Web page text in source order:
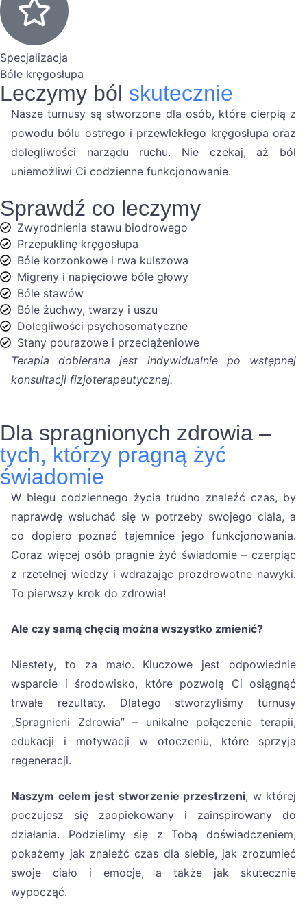
Specjalizacja
Bóle kręgosłupa
Leczymy ból skutecznie
Nasze turnusy są stworzone dla osób, które cierpią z
powodu bólu ostrego i przewlekłego kręgosłupa oraz
dolegliwości narządu ruchu. Nie czekaj, aż ból
uniemożliwi Ci codzienne funkcjonowanie.
Sprawdź co leczymy
Zwyrodnienia stawu biodrowego
Przepuklinę kręgosłupa
Bóle korzonkowe i rwa kulszowa
Migreny i napięciowe bóle głowy
Bóle stawów
Bóle żuchwy, twarzy i uszu
Dolegliwości psychosomatyczne
Stany pourazowe i przeciążeniowe
Terapia dobierana jest indywidualnie po wstępnej
konsultacji fizjoterapeutycznej.
Dla spragnionych zdrowia –
tych, którzy pragną żyć
świadomie
W biegu codziennego życia trudno znaleźć czas, by
naprawdę wsłuchać się w potrzeby swojego ciała, a
co dopiero poznać tajemnice jego funkcjonowania.
Coraz więcej osób pragnie żyć świadomie – czerpiąc
z rzetelnej wiedzy i wdrażając prozdrowotne nawyki.
To pierwszy krok do zdrowia!
Ale czy samą chęcią można wszystko zmienić?
Niestety, to za mało. Kluczowe jest odpowiednie
wsparcie i środowisko, które pozwolą Ci osiągnąć
trwałe rezultaty. Dlatego stworzyliśmy turnusy
„Spragnieni Zdrowia” – unikalne połączenie terapii,
edukacji i motywacji w otoczeniu, które sprzyja
regeneracji.
Naszym celem jest stworzenie przestrzeni, w której
poczujesz się zaopiekowany i zainspirowany do
działania. Podzielimy się z Tobą doświadczeniem,
pokażemy jak znaleźć czas dla siebie, jak zrozumieć
swoje ciało i emocje, a także jak skutecznie
wypocząć.